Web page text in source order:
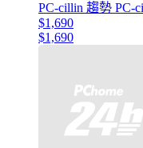
PC-cillin 趨勢 PC-
$1,690
$1,690